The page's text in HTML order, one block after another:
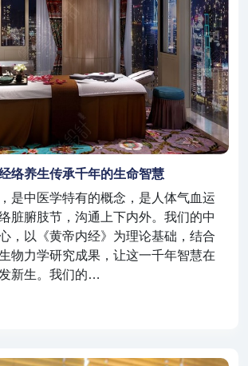
络养生传承千年的生命智慧
是中医学特有的概念，是人体气血运
脏腑肢节，沟通上下内外。我们的中
，以《黄帝内经》为理论基础，结合
物力学研究成果，让这一千年智慧在
新生。我们的…